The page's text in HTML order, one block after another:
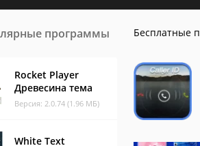
программы
Rocket Player
Древесина тема
Версия: 2.0.74 (1.96 МБ)
White Text
Бесплатные